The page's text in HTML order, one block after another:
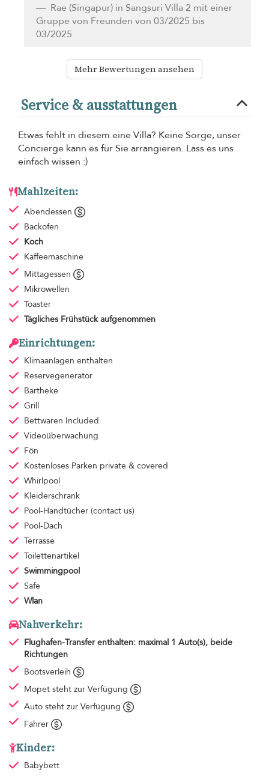
Rae (Singapur) in Sangsuri Villa 2 mit einer
Gruppe von Freunden von 03/2025 bis
03/2025
Mehr Bewertungen ansehen
Service & ausstattungen
Etwas fehlt in diesem eine Villa? Keine Sorge, unser
Concierge kann es für Sie arrangieren. Lass es uns
einfach wissen :)
Mahlzeiten:
Abendessen
Backofen
Koch
Kaffeemaschine
Mittagessen
Mikrowellen
Toaster
Tägliches Frühstück aufgenommen
Einrichtungen:
Klimaanlagen enthalten
Reservegenerator
Bartheke
Grill
Bettwaren Included
Videoüberwachung
Fön
Kostenloses Parken private & covered
Whirlpool
Kleiderschrank
Pool-Handtücher (contact us)
Pool-Dach
Terrasse
Toilettenartikel
Swimmingpool
Safe
Wlan
Nahverkehr:
Flughafen-Transfer enthalten: maximal 1 Auto(s), beide
Richtungen
Bootsverleih
Mopet steht zur Verfügung
Auto steht zur Verfügung
Fahrer
Kinder:
Babybett